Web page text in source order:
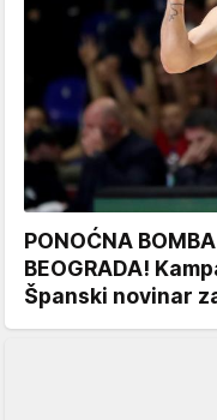
PONOĆNA
BEOGRADA!
Španski novinar